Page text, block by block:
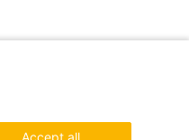
Accept all